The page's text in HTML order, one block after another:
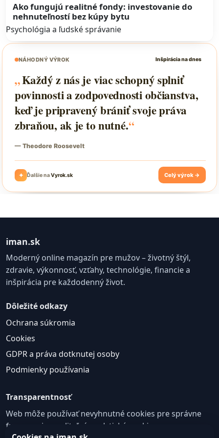
Ako fungujú realitné fondy: investovanie do
nehnuteľností bez kúpy bytu
Psychológia a ľudské správanie
iman.sk
Moderný online magazín pre mužov – životný štýl,
zdravie, výkonnosť, vzťahy, technológie, financie a
inšpirácia pre každodenný život.
Dôležité odkazy
Ochrana súkromia
Cookies
GDPR a práva dotknutej osoby
Podmienky používania
Transparentnosť
Web môže používať nevyhnutné cookies pre správne
fungovanie a voliteľné analytické cookies na